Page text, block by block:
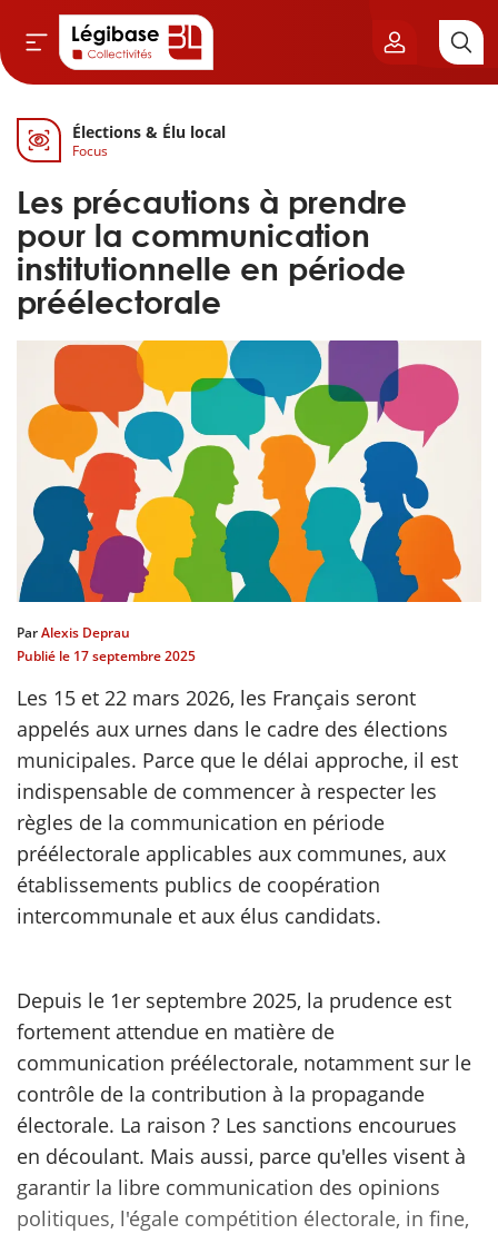
& Cimetières
& Élu local
& Finances locales
publique
Élections & Élu local
Focus
Les précautions à prendre
pour la communication
institutionnelle en période
préélectorale
ParAlexis Deprau
Publié le 17 septembre 2025
Les 15 et 22 mars 2026, les Français seront
appelés aux urnes dans le cadre des élections
municipales. Parce que le délai approche, il est
indispensable de commencer à respecter les
règles de la communication en période
préélectorale applicables aux communes, aux
établissements publics de coopération
intercommunale et aux élus candidats.
Depuis le 1er septembre 2025, la prudence est
fortement attendue en matière de
communication préélectorale, notamment sur le
contrôle de la contribution à la propagande
électorale. La raison ? Les sanctions encourues
en découlant. Mais aussi, parce qu'elles visent à
garantir la libre communication des opinions
politiques, l'égale compétition électorale, in fine,